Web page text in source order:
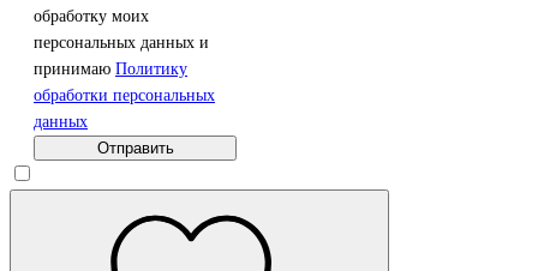
обработку моих
персональных данных и
принимаю Политику
обработки персональных
данных
Отправить